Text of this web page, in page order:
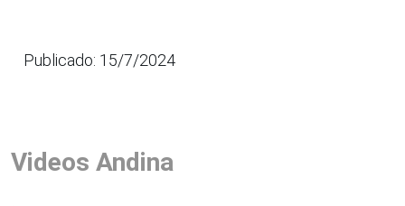
Publicado: 15/7/2024
Videos Andina